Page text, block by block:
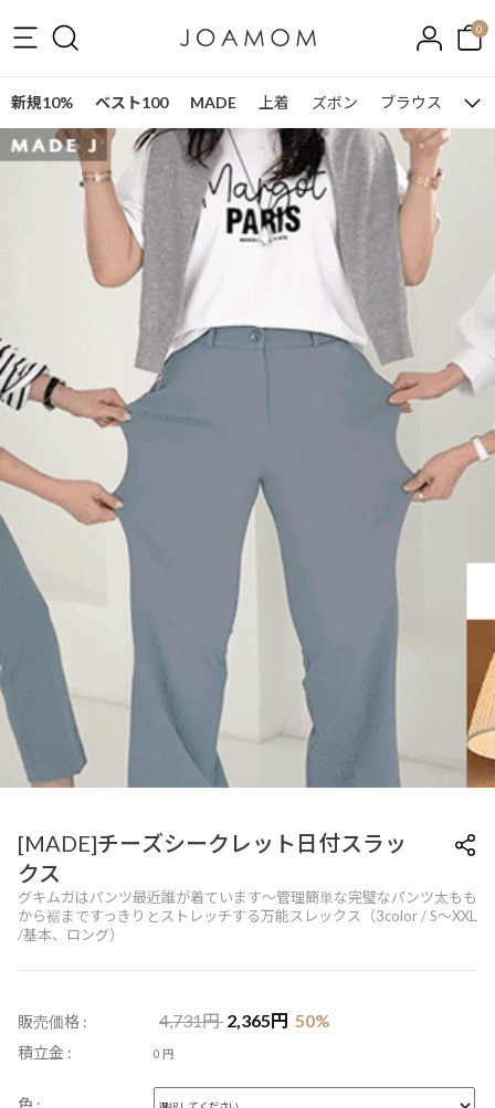
0
新規10% ベスト100 MADE 上着 ズボン ブラウス ワ
[MADE]チーズシークレット日付スラッ
クス
グキムガはパンツ最近誰が着ています〜管理簡単な完璧なパンツ太もも
から裾まですっきりとストレッチする万能スレックス（3color / S〜XXL
/基本、ロング）
販売価格 : 4,731円 2,365 円 50%
積立金 : 0 円